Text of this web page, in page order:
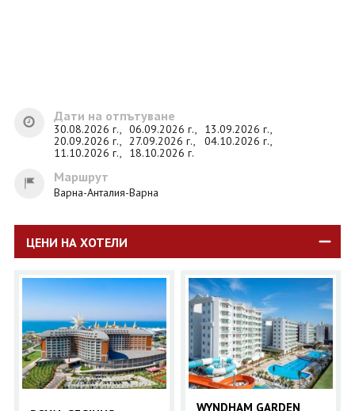
Дати на отпътуване
30.08.2026 г., 06.09.2026 г.,
13.09.2026 г.,
20.09.2026 г., 27.09.2026 г.,
04.10.2026 г.,
11.10.2026 г.,
18.10.2026 г.
Маршрут
Варна-Анталия-Варна
ЦЕНИ НА ХОТЕЛИ
WYNDHAM GARDEN